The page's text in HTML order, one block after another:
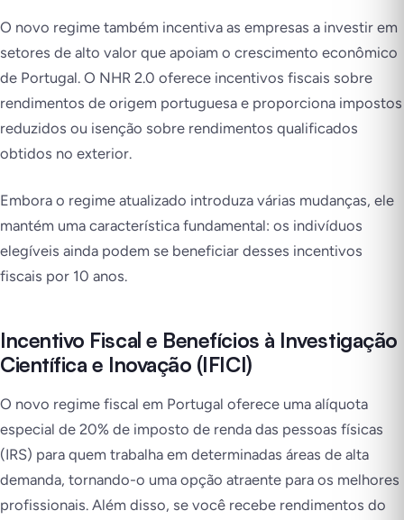
O novo regime também incentiva as empresas a investir em
setores de alto valor que apoiam o crescimento econômico
de Portugal. O NHR 2.0 oferece incentivos fiscais sobre
rendimentos de origem portuguesa e proporciona impostos
reduzidos ou isenção sobre rendimentos qualificados
obtidos no exterior.
Embora o regime atualizado introduza várias mudanças, ele
mantém uma característica fundamental: os indivíduos
elegíveis ainda podem se beneficiar desses incentivos
fiscais por 10 anos.
Incentivo Fiscal e Benefícios à Investigação
Científica e Inovação (IFICI)
O novo regime fiscal em Portugal oferece uma alíquota
especial de 20% de imposto de renda das pessoas físicas
(IRS) para quem trabalha em determinadas áreas de alta
demanda, tornando-o uma opção atraente para os melhores
profissionais. Além disso, se você recebe rendimentos do